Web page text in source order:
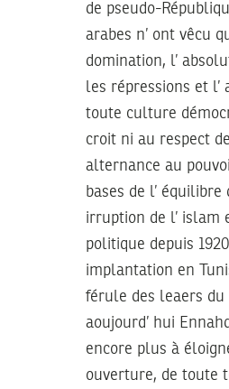
de pseudo-
arabes n’ ont vêcu
domination, l’
les répressions et l’
toute culture
croit ni au respect
alternance au
bases de l’ équilibre
irruption de l’ islam
politique depuis
implantation en
férule des leaers du
aoujourd’ hui
encore plus à
ouverture, de toute